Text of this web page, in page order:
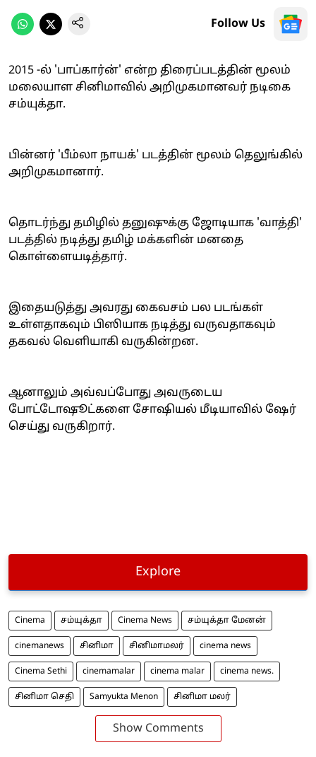
Follow Us
2015 -ல் 'பாப்கார்ன்' என்ற திரைப்படத்தின் மூலம்
மலையாள சினிமாவில் அறிமுகமானவர் நடிகை
சம்யுக்தா.
பின்னர் 'பீம்லா நாயக்' படத்தின் மூலம் தெலுங்கில்
அறிமுகமானார்.
தொடர்ந்து தமிழில் தனுஷுக்கு ஜோடியாக 'வாத்தி'
படத்தில் நடித்து தமிழ் மக்களின் மனதை
கொள்ளையடித்தார்.
இதையடுத்து அவரது கைவசம் பல படங்கள்
உள்ளதாகவும் பிஸியாக நடித்து வருவதாகவும்
தகவல் வெளியாகி வருகின்றன.
ஆனாலும் அவ்வப்போது அவருடைய
போட்டோஷூட்களை சோஷியல் மீடியாவில் ஷேர்
செய்து வருகிறார்.
Explore
Cinema சம்யுக்தா Cinema News சம்யுக்தா மேனன்
cinemanews சினிமா சினிமாமலர் cinema news
Cinema Sethi cinemamalar cinema malar cinema news.
சினிமா செதி Samyukta Menon சினிமா மலர்
Show Comments